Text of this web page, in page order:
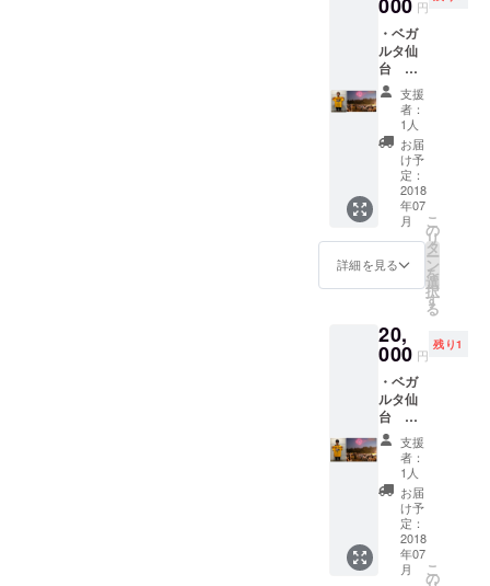
公益
社団法人仙
台青年会議
１９
５１年（昭
３月１５日
取得
１９７１年
（昭和４６
年）１月
公益社団法
人格取得
２０１０年
（平成２２
年）４月
１日
は花火
チケッ
ト
チェッ
ク場所
にて引
き渡し
をいた
しま
す。 ※
中止の
場合に
ついて
は致し
ません
がいま
す。
発送が
間に合
わない
場合に
ついて
は花火
祭当日
チケッ
チェッ
ク場所
にて引
き渡し
をいた
しま
ついて
の返金
ません
のでご
了承ね
がいま
す。
また、
８月５
日の河
北新報
朝刊へ
の新聞
広告の
記載
し、支
援の御
礼を発
信しま
す。※７
月３１
日まで
限りま
す。 ※
発送が
間に合
わない
場合に
ついて
は花火
祭当日
チケッ
チェッ
ク場所
にて引
き渡し
円
・ベガ
ルタ仙
台 奥
埜博亮
選手サ
イン入
りユニ
フォー
ムをお
返しま
す。 ・
仲の瀬
グラウ
ンド
（イ
ス）２
返しし
ます。
また、
８月５
日の河
北新報
朝刊へ
の新聞
広告の
記載
し、支
援の御
礼を発
信しま
す。※７
支援
者：
1人
お届
け予
定：
2018
年07
月
詳細を見る
こ
の
リ
タ
ー
ン
を
選
択
す
る
20,
000 円
残り1
・ベガ
ルタ仙
台 大
岩一貴
選手サ
イン入
りユニ
フォー
ムをお
返しま
す。 ・
仲の瀬
支援
者：
1人
お届
け予
定：
2018
年07
月
こ
の